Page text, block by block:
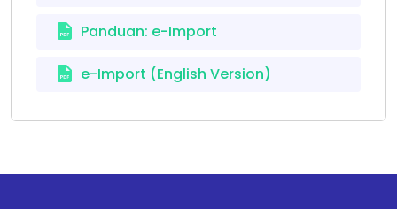
Panduan: e-Import
e-Import (English Version)